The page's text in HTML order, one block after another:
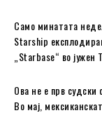
Само минатата
Starship
„Starbase“ во
Ова не е прв судски
Во мај,